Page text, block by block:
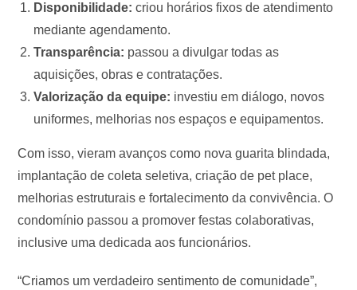
Disponibilidade: criou horários fixos de atendimento
mediante agendamento.
Transparência: passou a divulgar todas as
aquisições, obras e contratações.
Valorização da equipe: investiu em diálogo, novos
uniformes, melhorias nos espaços e equipamentos.
Com isso, vieram avanços como nova guarita blindada,
implantação de coleta seletiva, criação de pet place,
melhorias estruturais e fortalecimento da convivência. O
condomínio passou a promover festas colaborativas,
inclusive uma dedicada aos funcionários.
“Criamos um verdadeiro sentimento de comunidade”,